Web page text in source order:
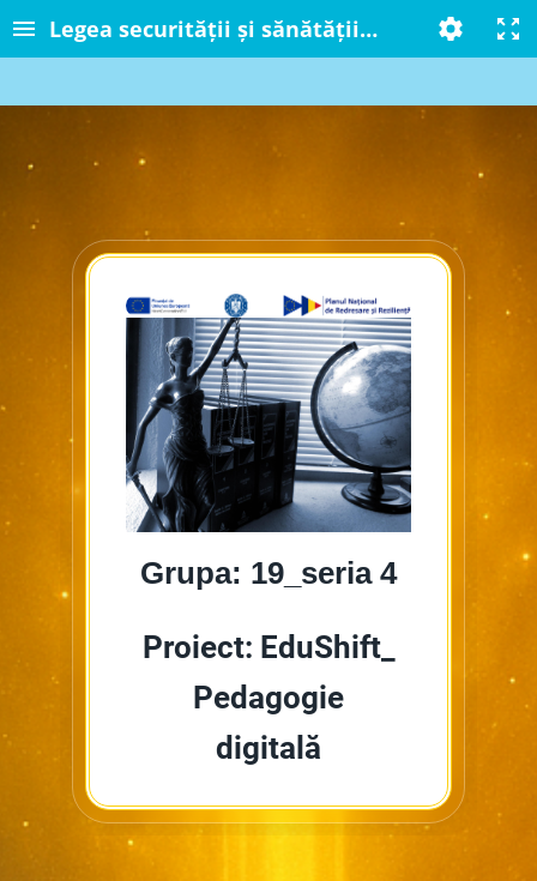
Legea securității și sănătății în muncă
Grupa: 19_seria 4
Proiect: EduShift_
Pedagogie
digitală